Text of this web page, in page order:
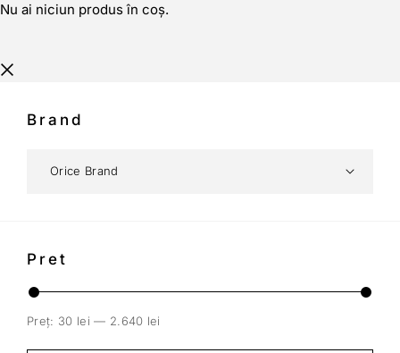
Nu ai niciun produs în coș.
Brand
Pret
Preț: 30 lei — 2.640 lei